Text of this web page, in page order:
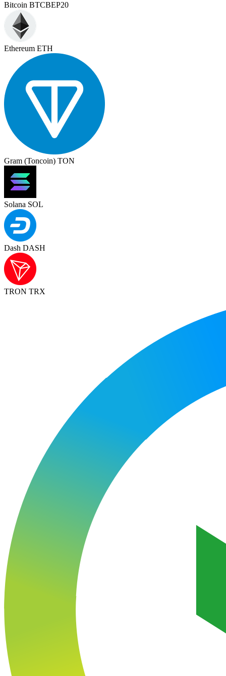
Bitcoin BTCBEP20
Ethereum ETH
Gram (Toncoin) TON
Solana SOL
Dash DASH
TRON TRX